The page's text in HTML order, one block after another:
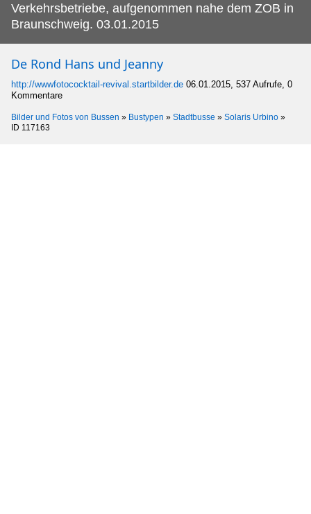
Verkehrsbetriebe, aufgenommen nahe dem ZOB in
Braunschweig. 03.01.2015
De Rond Hans und Jeanny
http://wwwfotococktail-revival.startbilder.de 06.01.2015, 537 Aufrufe, 0
Kommentare
Bilder und Fotos von Bussen » Bustypen » Stadtbusse » Solaris Urbino »
ID 117163